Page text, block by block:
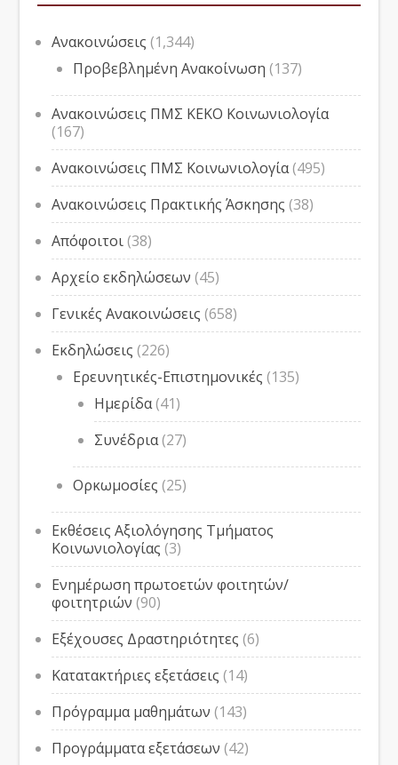
Ανακοινώσεις (1,344)
Προβεβλημένη Ανακοίνωση (137)
Ανακοινώσεις ΠΜΣ ΚΕΚΟ Κοινωνιολογία
(167)
Ανακοινώσεις ΠΜΣ Κοινωνιολογία(495)
Ανακοινώσεις Πρακτικής Άσκησης (38)
Απόφοιτοι(38)
Αρχείο εκδηλώσεων (45)
Γενικές Ανακοινώσεις (658)
Εκδηλώσεις (226)
Ερευνητικές-Επιστημονικές (135)
Ημερίδα(41)
Συνέδρια(27)
Ορκωμοσίες (25)
Εκθέσεις Αξιολόγησης Τμήματος
Κοινωνιολογίας (3)
Ενημέρωση πρωτοετών φοιτητών/
φοιτητριών (90)
Εξέχουσες Δραστηριότητες (6)
Κατατακτήριες εξετάσεις (14)
Πρόγραμμα μαθημάτων (143)
Προγράμματα εξετάσεων (42)